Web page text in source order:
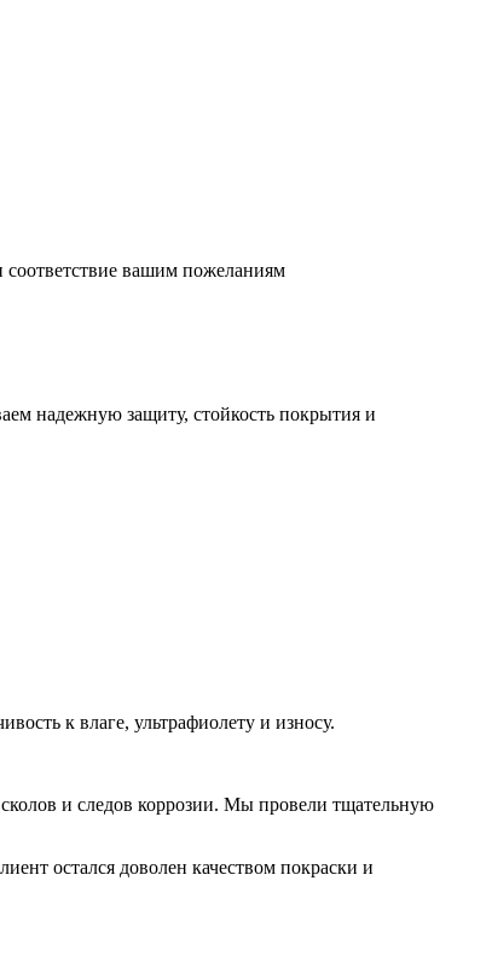
соответствие вашим пожеланиям
надежную защиту, стойкость покрытия и
к влаге, ультрафиолету и износу.
и следов коррозии. Мы провели тщательную
остался доволен качеством покраски и